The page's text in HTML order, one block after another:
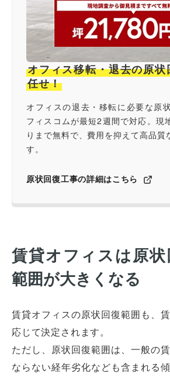
オフィス移転・退去の原
任せ！
オフィスの退去・移転に必要な原
フィスコムが最短2週間で対応。現
りまで無料で、費用を抑えて高品質
す。
原状回復工事の詳細はこちら
賃貸オフィスは原
範囲が大きくなる
賃貸オフィスの原状回復範囲も、
応じて決定されます。
ただし、原状回復範囲は、一般の
ならない経年劣化なども含まれる